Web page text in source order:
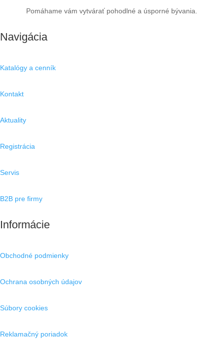
Pomáhame vám vytvárať pohodlné a úsporné bývania.
Navigácia
Katalógy a cenník
Kontakt
Aktuality
Registrácia
Servis
B2B pre firmy
Informácie
Obchodné podmienky
Ochrana osobných údajov
Súbory cookies
Reklamačný poriadok